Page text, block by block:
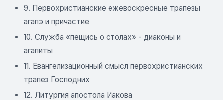
9. Первохристианские ежевоскресные трапезы
агапэ и причастие
10. Служба «пещись о столах» - диаконы и
агапиты
11. Евангелизационный смысл первохристианских
трапез Господних
12. Литургия апостола Иакова